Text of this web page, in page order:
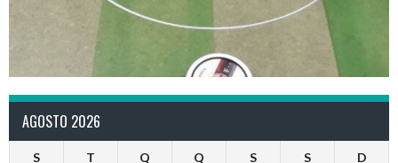
AGOSTO 2026
S T Q Q S S D